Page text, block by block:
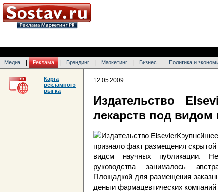
Медиа Реклама Брендинг Маркетинг Бизнес Политика и
12.05.2009
Издательство
лекарств под видом
признало факт размещения
видом научных публикаций.
руководства занималось
Площадкой для размещения
деньги фармацевтических
Карта
рекламного
рынка